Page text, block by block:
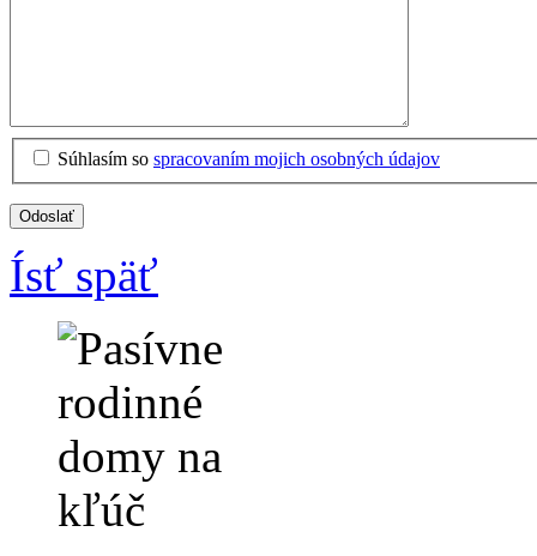
Súhlasím so spracovaním mojich osobných údajov
Odoslať
Ísť späť